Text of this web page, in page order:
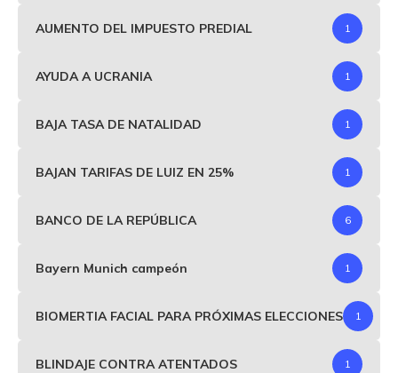
AUMENTO DEL IMPUESTO PREDIAL 1
AYUDA A UCRANIA 1
BAJA TASA DE NATALIDAD 1
BAJAN TARIFAS DE LUIZ EN 25% 1
BANCO DE LA REPÚBLICA 6
Bayern Munich campeón 1
BIOMERTIA FACIAL PARA PRÓXIMAS ELECCIONES 1
BLINDAJE CONTRA ATENTADOS 1